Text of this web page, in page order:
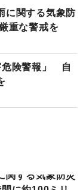
に関する気象防
重な警戒を
危険警報」 自
関する気象防災